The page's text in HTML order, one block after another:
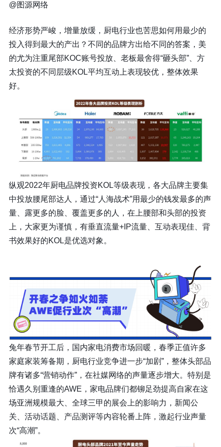
@图源网络
经济形势严峻，增量放缓，厨电行业也苦思如何用最少的
投入得到最大的产出？不同的品牌方出给不同的答案，美
的尤为注重尾部KOC账号投放、老板最舍得“砸头部”、方
太投资的不同层级KOL平均互动上表现较优，整体效果
好。
纵观2022年厨电品牌投资KOL等级表现，各大品牌主要集
中投放腰尾部达人，通过“人海战术”用最少的钱发最多的声
量、露更多的脸、覆盖更多的人，在上腰部和头部的投资
上，大家更为谨慎，有垂直流量+IP流量、互动表现佳、背
书效果好的KOL是优选对象。
兔年春节开工后，国内家电消费市场回暖，春季正值许多
家庭家装筹备期，厨电行业竞争进一步“加剧”，整体头部品
牌有诸多“营销动作”，在社媒网络的声量逐步增大。特别是
恰遇久别重逢的AWE，家电品牌们都铆足劲提高自家在这
场亚洲规模最大、全球三甲的展会上的影响力，新闻公
关、活动话题、产品测评等内容轮番上阵，激起行业声量
次“高潮”。